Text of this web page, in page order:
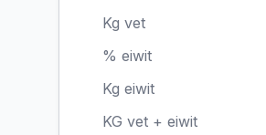
Kg vet
% eiwit
Kg eiwit
KG vet + eiwit